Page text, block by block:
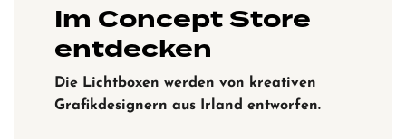
Im Concept Store
entdecken
Die Lichtboxen werden von kreativen
Grafikdesignern aus Irland entworfen.